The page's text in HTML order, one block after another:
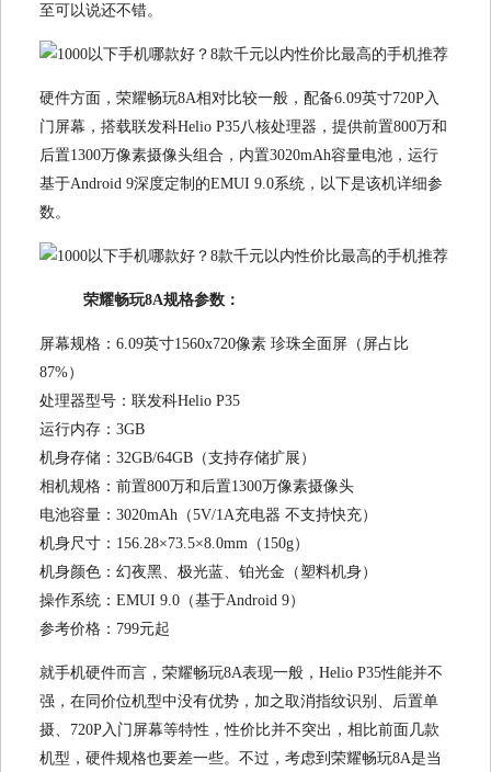
至可以说还不错。
硬件方面，荣耀畅玩8A相对比较一般，配备6.09英寸720P入
门屏幕，搭载联发科Helio P35八核处理器，提供前置800万和
后置1300万像素摄像头组合，内置3020mAh容量电池，运行
基于Android 9深度定制的EMUI 9.0系统，以下是该机详细参
数。
荣耀畅玩8A规格参数：
屏幕规格：6.09英寸1560x720像素 珍珠全面屏（屏占比
87%）
处理器型号：联发科Helio P35
运行内存：3GB
机身存储：32GB/64GB（支持存储扩展）
相机规格：前置800万和后置1300万像素摄像头
电池容量：3020mAh（5V/1A充电器 不支持快充）
机身尺寸：156.28×73.5×8.0mm（150g）
机身颜色：幻夜黑、极光蓝、铂光金（塑料机身）
操作系统：EMUI 9.0（基于Android 9）
参考价格：799元起
就手机硬件而言，荣耀畅玩8A表现一般，Helio P35性能并不
强，在同价位机型中没有优势，加之取消指纹识别、后置单
摄、720P入门屏幕等特性，性价比并不突出，相比前面几款
机型，硬件规格也要差一些。不过，考虑到荣耀畅玩8A是当